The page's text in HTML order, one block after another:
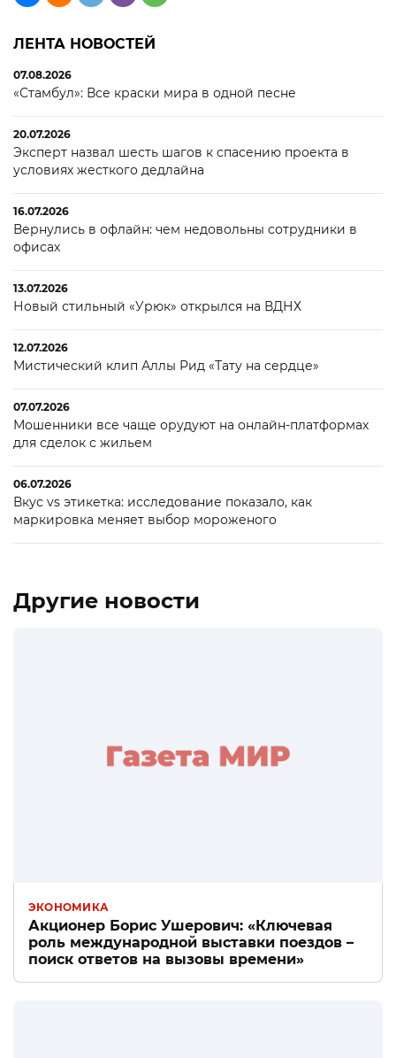
ЛЕНТА НОВОСТЕЙ
07.08.2026
«Стамбул»: Все краски мира в одной песне
20.07.2026
Эксперт назвал шесть шагов к спасению проекта в
условиях жесткого дедлайна
16.07.2026
Вернулись в офлайн: чем недовольны сотрудники в
офисах
13.07.2026
Новый стильный «Урюк» открылся на ВДНХ
12.07.2026
Мистический клип Аллы Рид «Тату на сердце»
07.07.2026
Мошенники все чаще орудуют на онлайн-платформах
для сделок с жильем
06.07.2026
Вкус vs этикетка: исследование показало, как
маркировка меняет выбор мороженого
Другие новости
ЭКОНОМИКА
Акционер Борис Ушерович: «Ключевая
роль международной выставки поездов –
поиск ответов на вызовы времени»